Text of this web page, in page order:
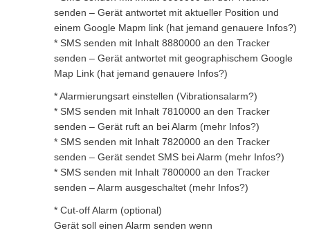
senden – Gerät antwortet mit aktueller Position und
einem Google Mapm link (hat jemand genauere Infos?)
* SMS senden mit Inhalt 8880000 an den Tracker
senden – Gerät antwortet mit geographischem Google
Map Link (hat jemand genauere Infos?)
* Alarmierungsart einstellen (Vibrationsalarm?)
* SMS senden mit Inhalt 7810000 an den Tracker
senden – Gerät ruft an bei Alarm (mehr Infos?)
* SMS senden mit Inhalt 7820000 an den Tracker
senden – Gerät sendet SMS bei Alarm (mehr Infos?)
* SMS senden mit Inhalt 7800000 an den Tracker
senden – Alarm ausgeschaltet (mehr Infos?)
* Cut-off Alarm (optional)
Gerät soll einen Alarm senden wenn